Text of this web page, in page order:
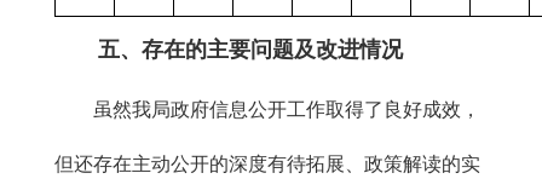
五、 存在的主要问题及改进情况
虽然我局政府信息公开工作取得了良好成效，
但还存在主动公开的深度有待拓展、政策解读的实